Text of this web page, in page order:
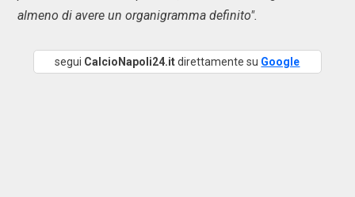
almeno di avere un organigramma definito".
segui CalcioNapoli24.itdirettamente su Google